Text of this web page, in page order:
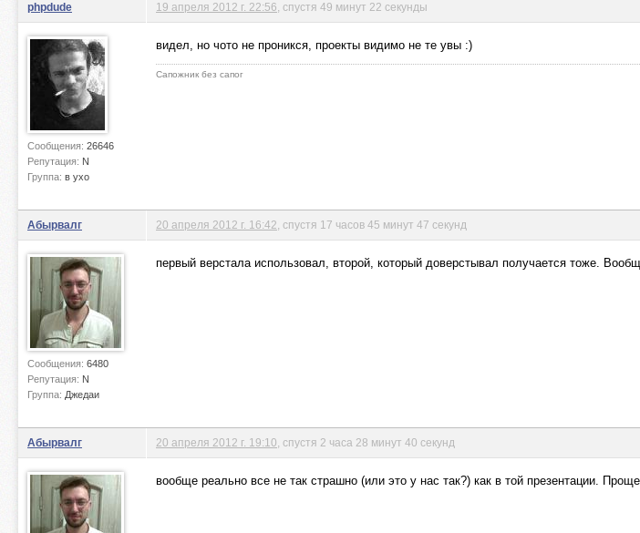
phpdude
Сообщения: 26646
Репутация: N
Группа: в ухо
19 апреля 2012 г. 22:56 , спустя 49 минут 22 секунды
видел, но чото не проникся, проекты видимо не те увы :)
Сапожник без сапог
Абырвалг
Сообщения: 6480
Репутация: N
Группа: Джедаи
20 апреля 2012 г. 16:42 , спустя 17 часов 45 минут 47 секунд
первый верстала использовал, второй, который доверстывал получается тоже.
Абырвалг 20 апреля 2012 г. 19:10 , спустя 2 часа 28 минут 40 секунд
вообще реально все не так страшно (или это у нас так?) как в той презентации.